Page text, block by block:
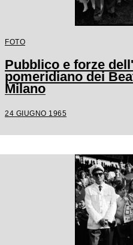
FOTO
Pubblico e forze
pomeridiano dei
Milano
24 GIUGNO 1965